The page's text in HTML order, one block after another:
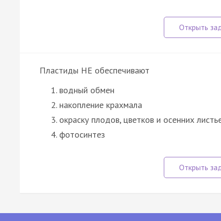
Пластиды НЕ обеспечивают
водный обмен
накопление крахмала
окраску плодов, цветков и осенних
фотосинтез